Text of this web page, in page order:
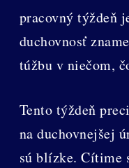
pracovný týždeň
duchovnosť
túžbu v niečom,
Tento týždeň
na duchovnejšej
sú blízke. Cítime